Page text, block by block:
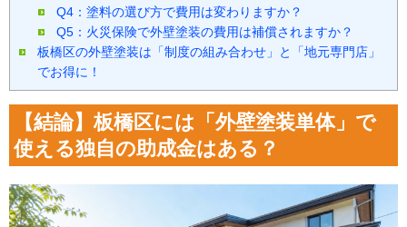
Q4：塗料の選び方で費用は変わりますか？
Q5：火災保険で外壁塗装の費用は補償されますか？
板橋区の外壁塗装は「制度の組み合わせ」と「地元専門店」
でお得に！
【結論】板橋区には「外壁塗装単体」で
使える独自の助成金はある？